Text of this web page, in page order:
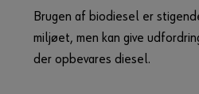
Guide til
eller
Brugen af biodiesel er
miljøet, men kan give
der opbevares diesel.